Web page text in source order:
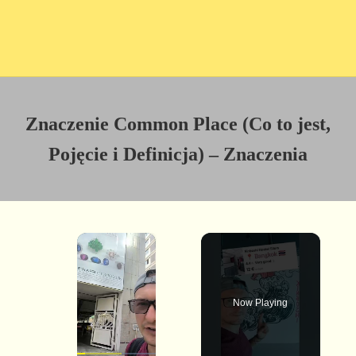
Znaczenie Common Place (Co to jest,
Pojęcie i Definicja) – Znaczenia
×
Now Playing